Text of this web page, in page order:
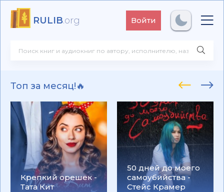
RULIB.org Войти
Топ за месяц!🔥
Крепкий орешек -
Тата Кит
50 дней до моего
самоубийства -
Стейс Крамер